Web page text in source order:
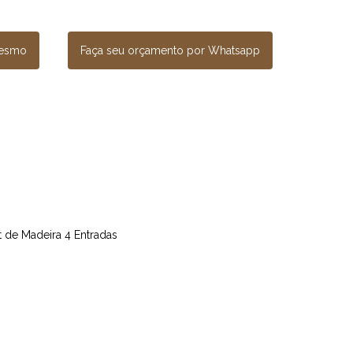
Faça seu orçamento por Whatsapp
de Madeira 4 Entradas